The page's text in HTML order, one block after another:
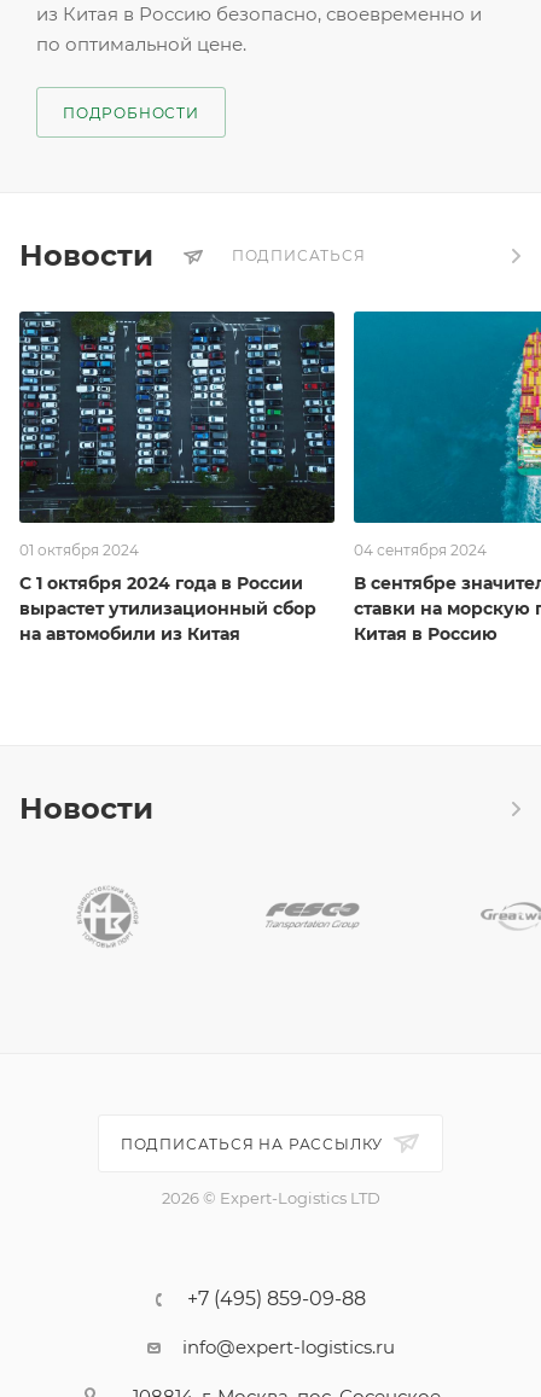
из Китая в Россию безопасно, своевременно и
по оптимальной цене.
ПОДРОБНОСТИ
Новости ПОДПИСАТЬСЯ
01 октября 2024
С 1 октября 2024 года в России
вырастет утилизационный сбор
на автомобили из Китая
04 сентября 2024
В сентябре
ставки на морскую
Китая в Россию
Новости
ПОДПИСАТЬСЯ НА РАССЫЛКУ
2026 © Expert-Logistics LTD
+7 (495) 859-09-88
info@expert-logistics.ru